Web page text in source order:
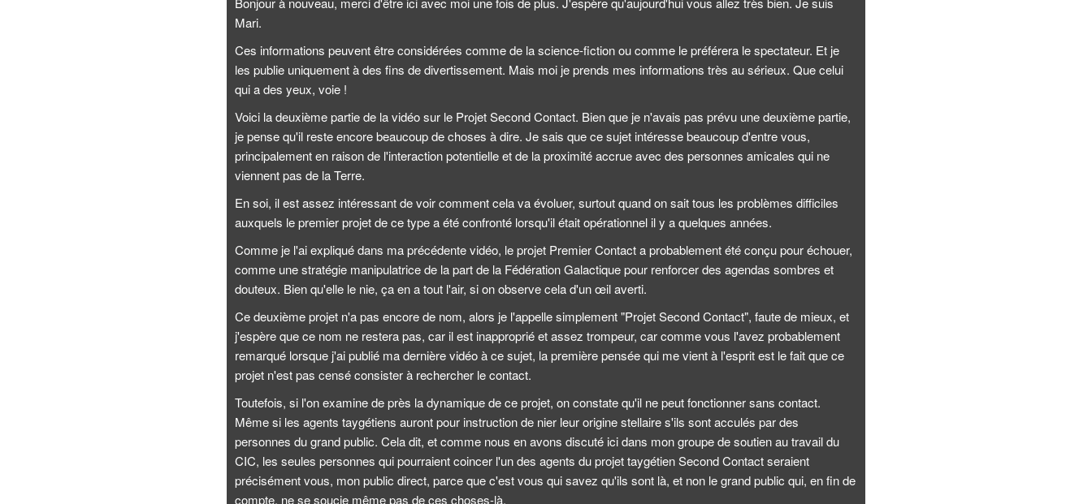
Mari.
Ces informations peuvent être considérées comme de la science-fiction ou comme le préférera le spectateur. Et je
les publie uniquement à des fins de divertissement. Mais moi je prends mes informations très au sérieux. Que celui
qui a des yeux, voie !
Voici la deuxième partie de la vidéo sur le Projet Second Contact. Bien que je n'avais pas prévu une deuxième partie,
je pense qu'il reste encore beaucoup de choses à dire. Je sais que ce sujet intéresse beaucoup d'entre vous,
principalement en raison de l'interaction potentielle et de la proximité accrue avec des personnes amicales qui ne
viennent pas de la Terre.
En soi, il est assez intéressant de voir comment cela va évoluer, surtout quand on sait tous les problèmes difficiles
auxquels le premier projet de ce type a été confronté lorsqu'il était opérationnel il y a quelques années.
Comme je l'ai expliqué dans ma précédente vidéo, le projet Premier Contact a probablement été conçu pour échouer,
comme une stratégie manipulatrice de la part de la Fédération Galactique pour renforcer des agendas sombres et
douteux. Bien qu'elle le nie, ça en a tout l'air, si on observe cela d'un œil averti.
Ce deuxième projet n'a pas encore de nom, alors je l'appelle simplement "Projet Second Contact", faute de mieux, et
j'espère que ce nom ne restera pas, car il est inapproprié et assez trompeur, car comme vous l'avez probablement
remarqué lorsque j'ai publié ma dernière vidéo à ce sujet, la première pensée qui me vient à l'esprit est le fait que ce
projet n'est pas censé consister à rechercher le contact.
Toutefois, si l'on examine de près la dynamique de ce projet, on constate qu'il ne peut fonctionner sans contact.
Même si les agents taygétiens auront pour instruction de nier leur origine stellaire s'ils sont acculés par des
personnes du grand public. Cela dit, et comme nous en avons discuté ici dans mon groupe de soutien au travail du
CIC, les seules personnes qui pourraient coincer l'un des agents du projet taygétien Second Contact seraient
précisément vous, mon public direct, parce que c'est vous qui savez qu'ils sont là, et non le grand public qui, en fin de
compte, ne se soucie même pas de ces choses-là.